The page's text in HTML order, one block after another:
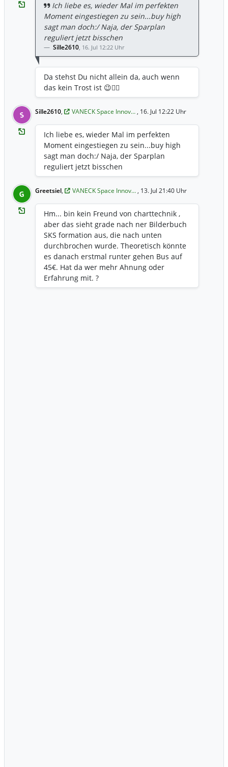
Ich liebe es, wieder Mal im perfekten
Moment eingestiegen zu sein...buy high
sagt man doch:/ Naja, der Sparplan
reguliert jetzt bisschen
Sille2610, 16. Jul 12:22 Uhr
Da stehst Du nicht allein da, auch wenn
das kein Trost ist 😉🤷‍♂️
S Sille2610, VANECK Space Innov… , 16. Jul 12:22 Uhr
Ich liebe es, wieder Mal im perfekten
Moment eingestiegen zu sein...buy high
sagt man doch:/ Naja, der Sparplan
reguliert jetzt bisschen
G Greetsiel, VANECK Space Innov… , 13. Jul 21:40 Uhr
Hm... bin kein Freund von charttechnik ,
aber das sieht grade nach ner Bilderbuch
SKS formation aus, die nach unten
durchbrochen wurde. Theoretisch könnte
es danach erstmal runter gehen Bus auf
45€. Hat da wer mehr Ahnung oder
Erfahrung mit. ?